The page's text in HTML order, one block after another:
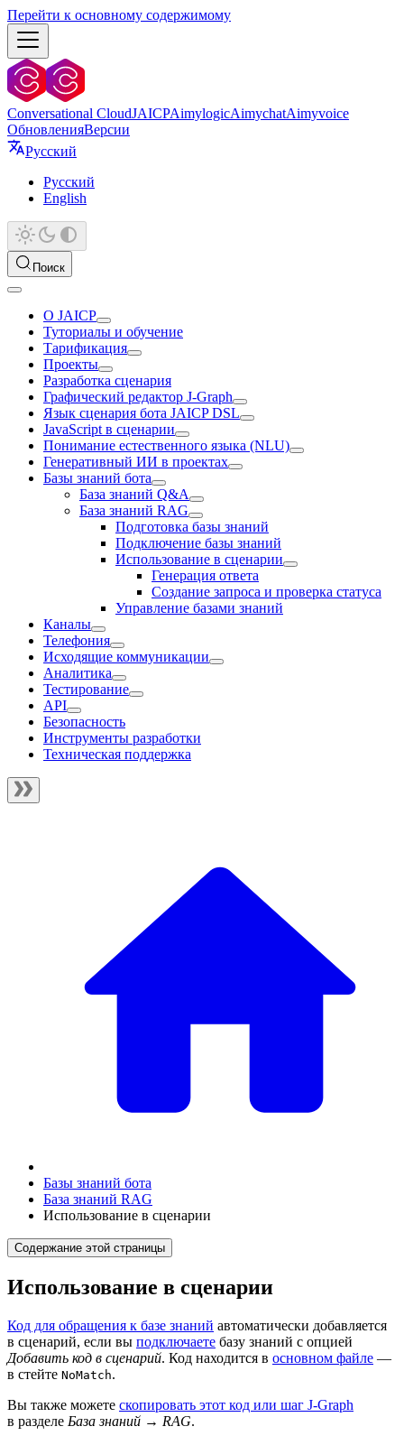
Перейти к основному содержимому
Conversational CloudJAICPAimylogicAimychatAimyvoice
ОбновленияВерсии
Русский
Русский
English
Поиск
О JAICP
Туториалы и обучение
Тарификация
Проекты
Разработка сценария
Графический редактор J‑Graph
Язык сценария бота JAICP DSL
JavaScript в сценарии
Понимание естественного языка (NLU)
Генеративный ИИ в проектах
Базы знаний бота
База знаний Q&A
База знаний RAG
Подготовка базы знаний
Подключение базы знаний
Использование в сценарии
Генерация ответа
Создание запроса и проверка статуса
Управление базами знаний
Каналы
Телефония
Исходящие коммуникации
Аналитика
Тестирование
API
Безопасность
Инструменты разработки
Техническая поддержка
Базы знаний бота
База знаний RAG
Использование в сценарии
Содержание этой страницы
Использование в сценарии
Код для обращения к базе знаний автоматически добавляется
в сценарий, если вы подключаете базу знаний с опцией
Добавить код в сценарий. Код находится в основном файле —
в стейте NoMatch.
Вы также можете скопировать этот код или шаг J‑Graph
в разделе База знаний → RAG.